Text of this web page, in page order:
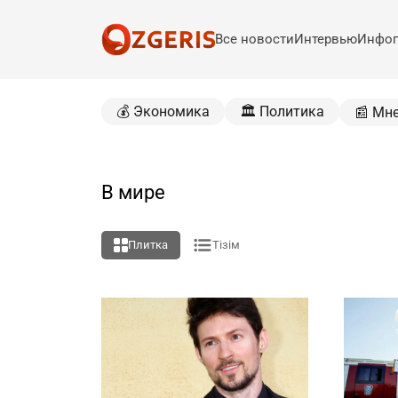
Все новостиИнтервью
💰 Экономика 🏛️ Политика 📰
В мире
Плитка Тізім